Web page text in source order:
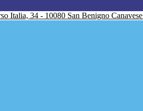
Italia, 34 - 10080 San Benigno Canavese